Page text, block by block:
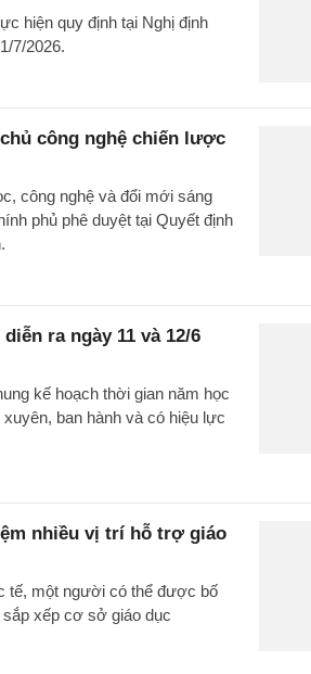
hiện quy định tại Nghị định
7/2026.
công nghệ chiến lược
công nghệ và đổi mới sáng
phủ phê duyệt tại Quyết định
ra ngày 11 và 12/6
kế hoạch thời gian năm học
ban hành và có hiệu lực
nhiều vị trí hỗ trợ giáo
tế, một người có thể được bố
xếp cơ sở giáo dục